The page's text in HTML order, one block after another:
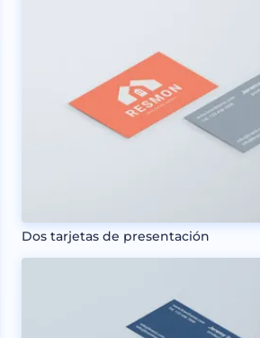
Dos tarjetas de presentación